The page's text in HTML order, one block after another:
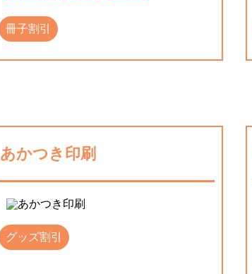
冊子割引
あかつき印刷
グッズ割引